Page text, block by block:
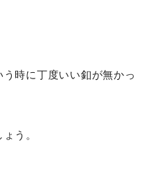
時に丁度いい釦が無かっ
う。